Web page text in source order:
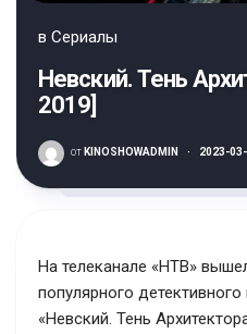
в Сериалы
Невский. Тень
2019]
от KINOSHOWADMIN · 2023-03-
На телеканале «НТВ»
популярного
«Невский. Тень